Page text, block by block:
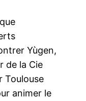
Yùgen,
de la Cie
Toulouse
animer le